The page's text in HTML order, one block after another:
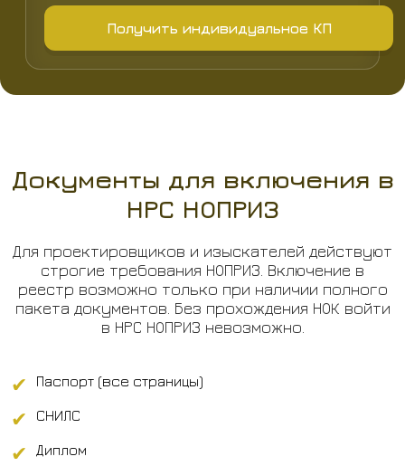
Получить индивидуальное КП
Документы для включения в
НРС НОПРИЗ
Для проектировщиков и изыскателей действуют
строгие требования НОПРИЗ. Включение в
реестр возможно только при наличии полного
пакета документов. Без прохождения НОК войти
в НРС НОПРИЗ невозможно.
✔ Паспорт (все страницы)
✔ СНИЛС
✔ Диплом